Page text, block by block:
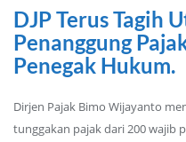
DJP Terus Tagih
Penanggung
Penegak Hukum.
Dirjen Pajak Bimo Wijayanto
tunggakan pajak dari 200 wajib